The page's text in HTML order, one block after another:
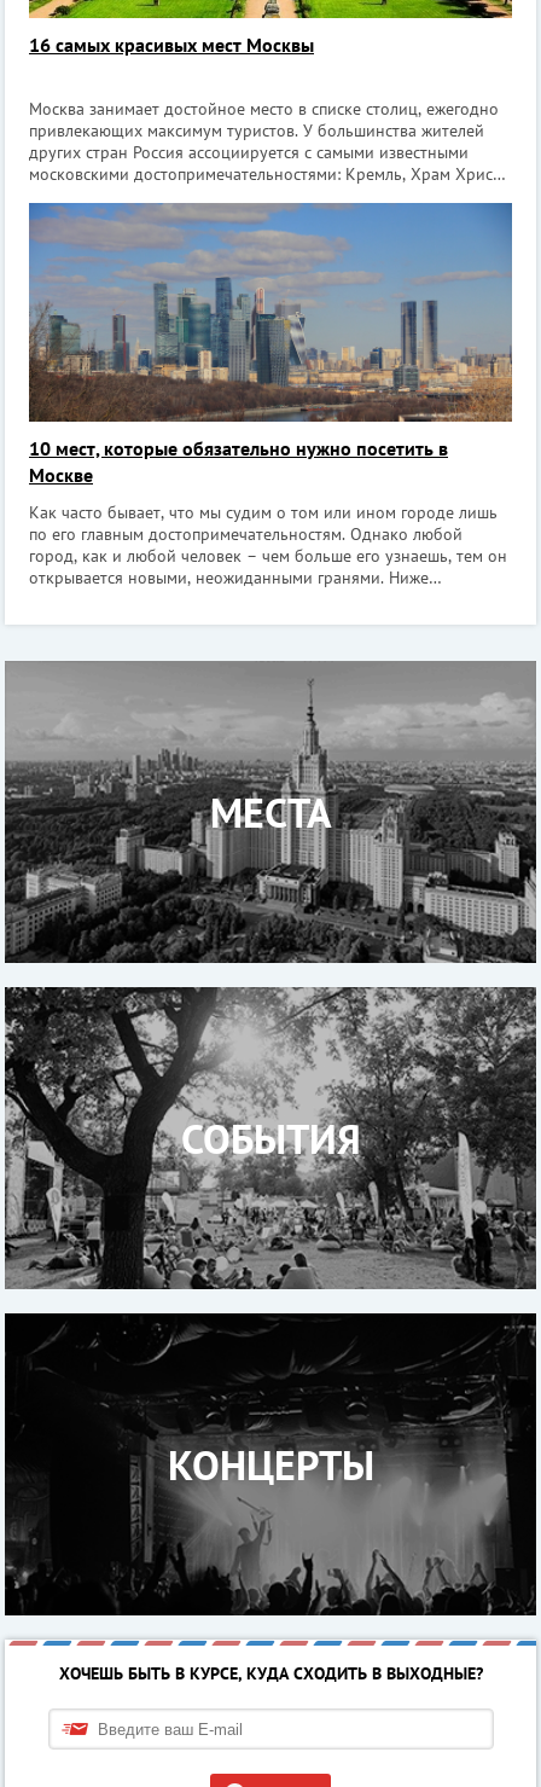
16 самых красивых мест Москвы
Москва занимает достойное место в списке столиц, ежегодно
привлекающих максимум туристов. У большинства жителей
других стран Россия ассоциируется с самыми известными
московскими достопримечательностями: Кремль, Храм Христа
всех красивых
10 мест, которые обязательно нужно посетить в
Москве
Как часто бывает, что мы судим о том или ином городе лишь
по его главным достопримечательностям. Однако любой
город, как и любой человек – чем больше его узнаешь, тем он
открывается новыми, неожиданными гранями. Ниже
посетить. Они очень интересны
МЕСТА
СОБЫТИЯ
КОНЦЕРТЫ
ХОЧЕШЬ БЫТЬ В КУРСЕ, КУДА СХОДИТЬ В ВЫХОДНЫЕ?